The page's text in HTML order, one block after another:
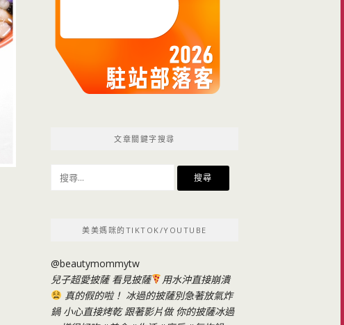
文章關鍵字搜尋
尋
美美媽咪的TIKTOK/YOUTUBE
@beautymommytw
兒子超愛披薩 看見披薩
用水沖直接崩潰
真的假的啦！ 冰過的披薩別急著放氣炸
鍋 小心直接烤乾 跟著影片做 你的披薩冰過